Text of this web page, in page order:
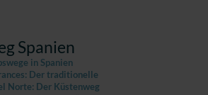
Spanien
in Spanien
Der traditionelle
Norte: Der Küstenweg